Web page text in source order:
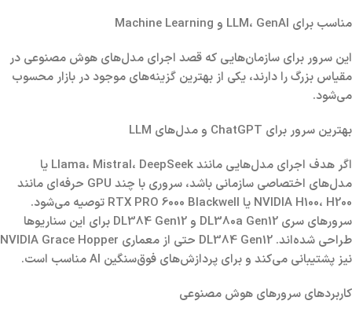
مناسب برای LLM، GenAI و Machine Learning
این سرور برای سازمان‌هایی که قصد اجرای مدل‌های هوش مصنوعی در
مقیاس بزرگ را دارند، یکی از بهترین گزینه‌های موجود در بازار محسوب
می‌شود.
بهترین سرور برای ChatGPT و مدل‌های LLM
اگر هدف اجرای مدل‌هایی مانند Llama، Mistral، DeepSeek یا
مدل‌های اختصاصی سازمانی باشد، سروری با چند GPU حرفه‌ای مانند
NVIDIA H100، H200 یا RTX PRO 6000 Blackwell توصیه می‌شود.
سرورهای سری DL380a Gen12 و DL384 Gen12 برای این سناریوها
طراحی شده‌اند. DL384 Gen12 حتی از معماری NVIDIA Grace Hopper
نیز پشتیبانی می‌کند و برای پردازش‌های فوق‌سنگین AI مناسب است.
کاربردهای سرورهای هوش مصنوعی